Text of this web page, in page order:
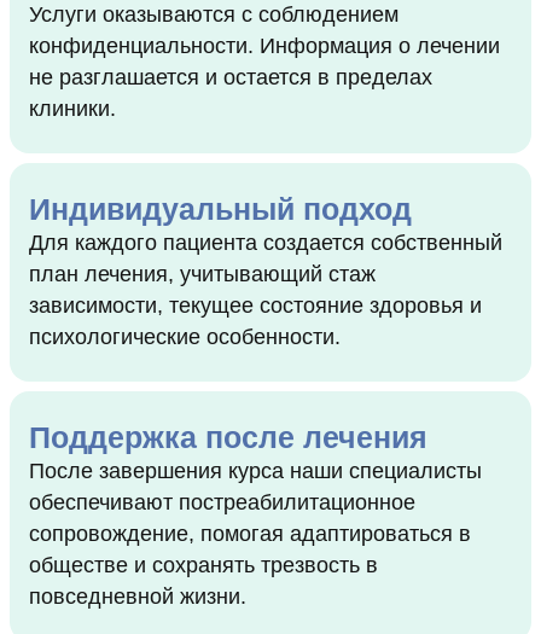
Услуги оказываются с соблюдением
конфиденциальности. Информация о лечении
не разглашается и остается в пределах
клиники.
Индивидуальный подход
Для каждого пациента создается собственный
план лечения, учитывающий стаж
зависимости, текущее состояние здоровья и
психологические особенности.
Поддержка после лечения
После завершения курса наши специалисты
обеспечивают постреабилитационное
сопровождение, помогая адаптироваться в
обществе и сохранять трезвость в
повседневной жизни.